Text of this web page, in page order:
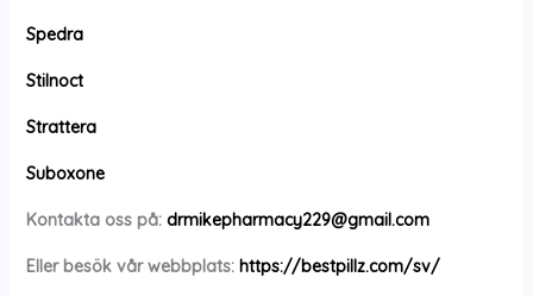
Spedra
Stilnoct
Strattera
Suboxone
Kontakta oss på: drmikepharmacy229@gmail.com
Eller besök vår webbplats: https://bestpillz.com/sv/